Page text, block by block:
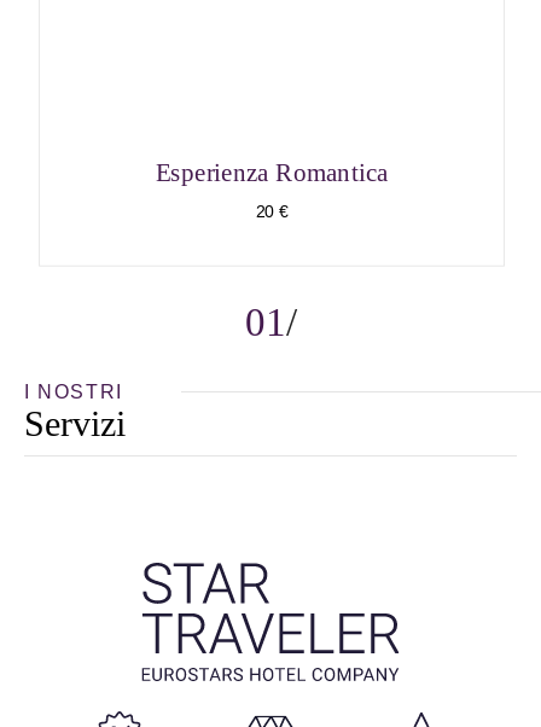
01
Esperienza Romantica
20 €
I NOSTRI
Servizi